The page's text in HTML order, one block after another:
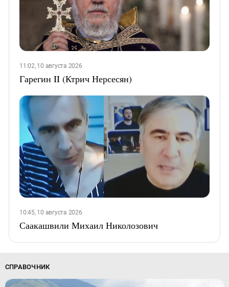
11:02, 10 августа 2026
Гарегин II (Ктрич Нерсесян)
10:45, 10 августа 2026
Саакашвили Михаил Николозович
СПРАВОЧНИК